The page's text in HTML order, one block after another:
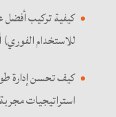
كيفية تركيب أفضل
للاستخدام الفوري)
استراتيجيات